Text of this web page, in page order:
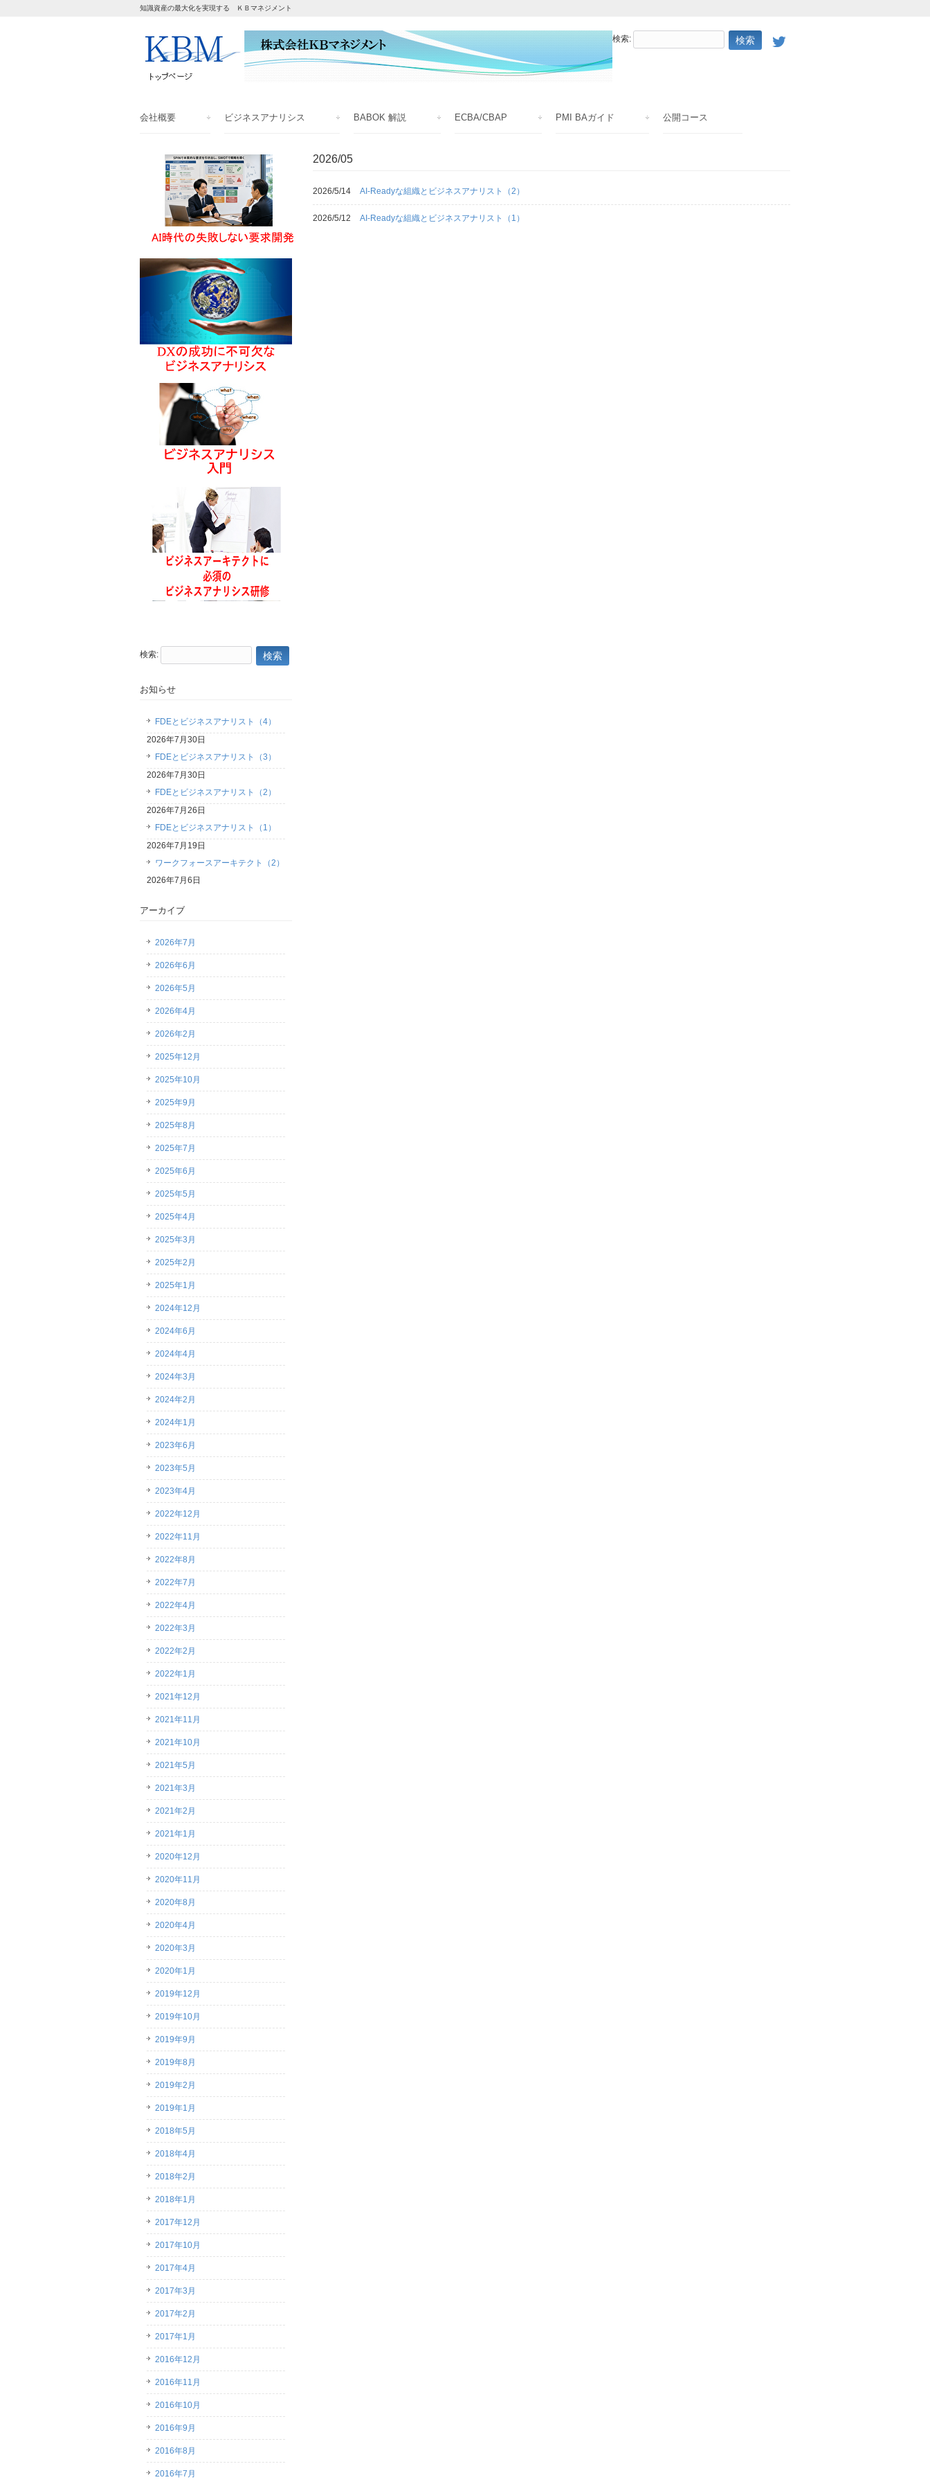
知識資産の最大化を実現する ＫＢマネジメント
検索:
会社概要 ビジネスアナリシス BABOK 解説 ECBA/CBAP PMI BAガイド 公開コース
2026/05
2026/5/14 AI-Readyな組織とビジネスアナリスト（2）
2026/5/12 AI-Readyな組織とビジネスアナリスト（1）
検索:
お知らせ
FDEとビジネスアナリスト（4）
2026年7月30日
FDEとビジネスアナリスト（3）
2026年7月30日
FDEとビジネスアナリスト（2）
2026年7月26日
FDEとビジネスアナリスト（1）
2026年7月19日
ワークフォースアーキテクト（2）
2026年7月6日
アーカイブ
2026年7月
2026年6月
2026年5月
2026年4月
2026年2月
2025年12月
2025年10月
2025年9月
2025年8月
2025年7月
2025年6月
2025年5月
2025年4月
2025年3月
2025年2月
2025年1月
2024年12月
2024年6月
2024年4月
2024年3月
2024年2月
2024年1月
2023年6月
2023年5月
2023年4月
2022年12月
2022年11月
2022年8月
2022年7月
2022年4月
2022年3月
2022年2月
2022年1月
2021年12月
2021年11月
2021年10月
2021年5月
2021年3月
2021年2月
2021年1月
2020年12月
2020年11月
2020年8月
2020年4月
2020年3月
2020年1月
2019年12月
2019年10月
2019年9月
2019年8月
2019年2月
2019年1月
2018年5月
2018年4月
2018年2月
2018年1月
2017年12月
2017年10月
2017年4月
2017年3月
2017年2月
2017年1月
2016年12月
2016年11月
2016年10月
2016年9月
2016年8月
2016年7月